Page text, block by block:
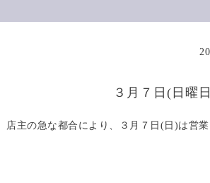
３月７日(日曜
店主の急な都合により、３月７日(日)は営業